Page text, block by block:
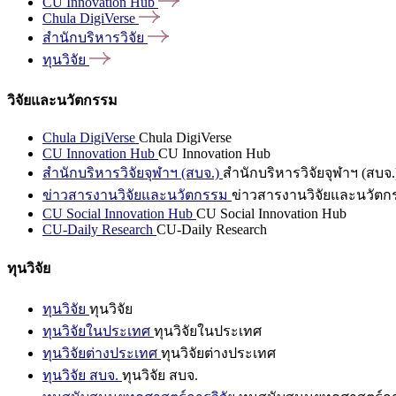
Chula DigiVerse
สำนักบริหารวิจัย
ทุนวิจัย
วิจัยและนวัตกรรม
Chula DigiVerse Chula DigiVerse
CU Innovation Hub CU Innovation Hub
สำนักบริหารวิจัยจุฬาฯ (สบจ.) สำนักบริหารวิจัยจุฬาฯ (สบจ
ข่าวสารงานวิจัยและนวัตกรรม ข่าวสารงานวิจัยและนวัตก
CU Social Innovation Hub CU Social Innovation Hub
CU-Daily Research CU-Daily Research
ทุนวิจัย
ทุนวิจัย ทุนวิจัย
ทุนวิจัยในประเทศ ทุนวิจัยในประเทศ
ทุนวิจัยต่างประเทศ ทุนวิจัยต่างประเทศ
ทุนวิจัย สบจ. ทุนวิจัย สบจ.